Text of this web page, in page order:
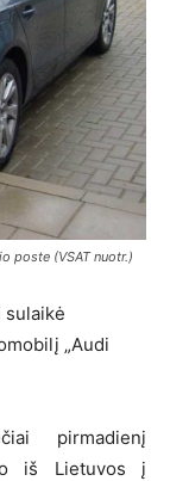
poste (VSAT nuotr.)
sulaikė
„Audi
pirmadienį
iš Lietuvos į